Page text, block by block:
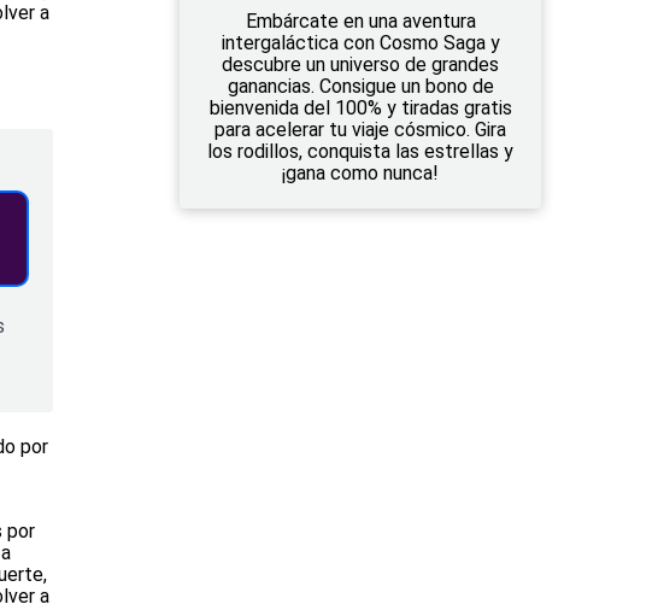
a
por
por
a
Embárcate en una aventura
intergaláctica con Cosmo Saga y
descubre un universo de grandes
ganancias. Consigue un bono de
bienvenida del 100% y tiradas gratis
para acelerar tu viaje cósmico. Gira
los rodillos, conquista las estrellas y
¡gana como nunca!